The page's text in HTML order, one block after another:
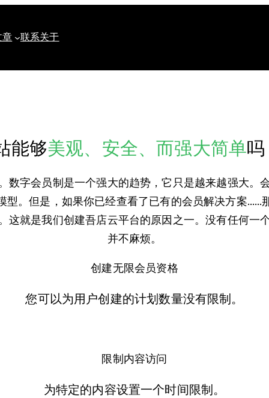
章 联系关于
能够美观、安全、而强大简单
字会员制是一个强大的趋势，它只是越来越强大。
。但是，如果你已经查看了已有的会员解决方案……
就是我们创建吾店云平台的原因之一。没有任何一
并不麻烦。
创建无限会员资格
您可以为用户创建的计划数量没有限制。
限制内容访问
为特定的内容设置一个时间限制。